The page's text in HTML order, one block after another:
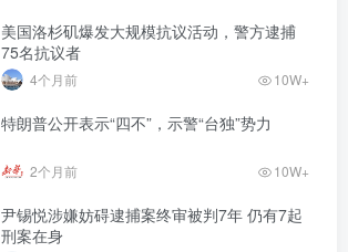
美国洛杉矶爆发大规模抗议活动，警方逮捕
75名抗议者
4个月前 10W+
特朗普公开表示“四不”，示警“台独”势力
2个月前 10W+
尹锡悦涉嫌妨碍逮捕案终审被判7年 仍有7起
刑案在身